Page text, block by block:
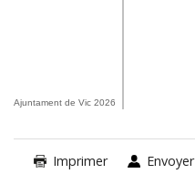
Ajuntament de Vic 2026
Imprimer Envoyer